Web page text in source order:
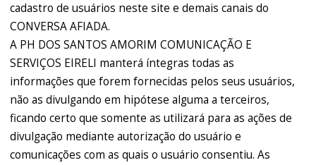
cadastro de usuários neste site e demais canais do
CONVERSA AFIADA.
A PH DOS SANTOS AMORIM COMUNICAÇÃO E
SERVIÇOS EIRELI manterá íntegras todas as
informações que forem fornecidas pelos seus usuários,
não as divulgando em hipótese alguma a terceiros,
ficando certo que somente as utilizará para as ações de
divulgação mediante autorização do usuário e
comunicações com as quais o usuário consentiu. As